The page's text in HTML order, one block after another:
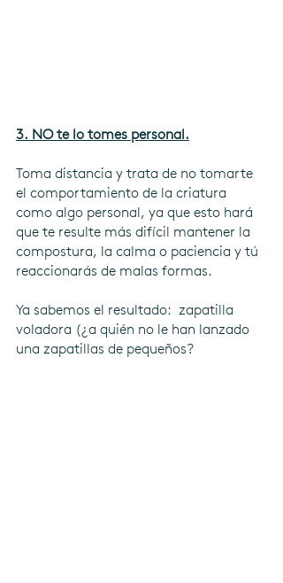
3. NO te lo tomes personal.
Toma distancia y trata de no tomarte
el comportamiento de la criatura
como algo personal, ya que esto hará
que te resulte más difícil mantener la
compostura, la calma o paciencia y tú
reaccionarás de malas formas.
Ya sabemos el resultado:  zapatilla
voladora (¿a quién no le han lanzado
una zapatillas de pequeños?